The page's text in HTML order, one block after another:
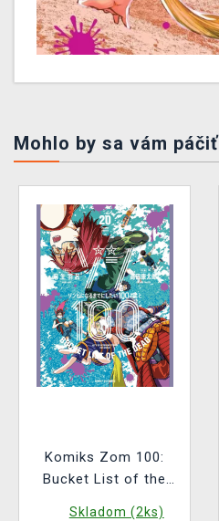
Mohlo by sa vám páčiť
Komiks Zom 100:
Bucket List of the
Skladom (2ks)